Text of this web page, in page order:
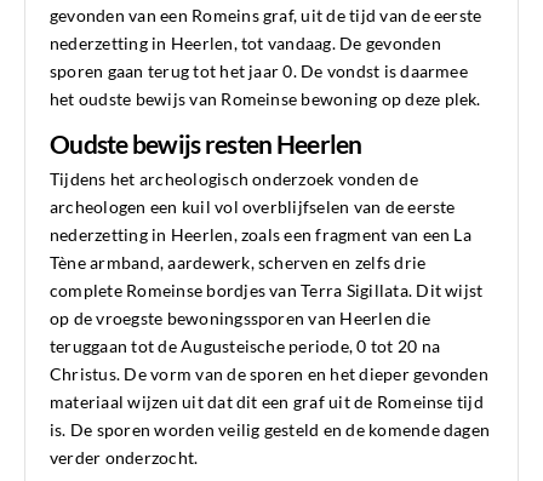
gevonden van een Romeins graf, uit de tijd van de eerste
nederzetting in Heerlen, tot vandaag. De gevonden
sporen gaan terug tot het jaar 0. De vondst is daarmee
het oudste bewijs van Romeinse bewoning op deze plek.
Oudste bewijs resten Heerlen
Tijdens het archeologisch onderzoek vonden de
archeologen een kuil vol overblijfselen van de eerste
nederzetting in Heerlen, zoals een fragment van een La
Tène armband, aardewerk, scherven en zelfs drie
complete Romeinse bordjes van Terra Sigillata. Dit wijst
op de vroegste bewoningssporen van Heerlen die
teruggaan tot de Augusteische periode, 0 tot 20 na
Christus. De vorm van de sporen en het dieper gevonden
materiaal wijzen uit dat dit een graf uit de Romeinse tijd
is. De sporen worden veilig gesteld en de komende dagen
verder onderzocht.